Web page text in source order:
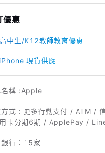
優惠
高中生/K12教師教育優惠
iPhone 現貨供應
名稱 :Apple
方式 : 更多行動支付 / ATM /
卡分期6期 / ApplePay /
行： 15家